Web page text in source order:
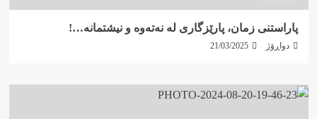
پاراستنی زمان، پارێزگاری لە نەتەوە و نیشتمانە…!
دواڕۆژ 21/03/2025